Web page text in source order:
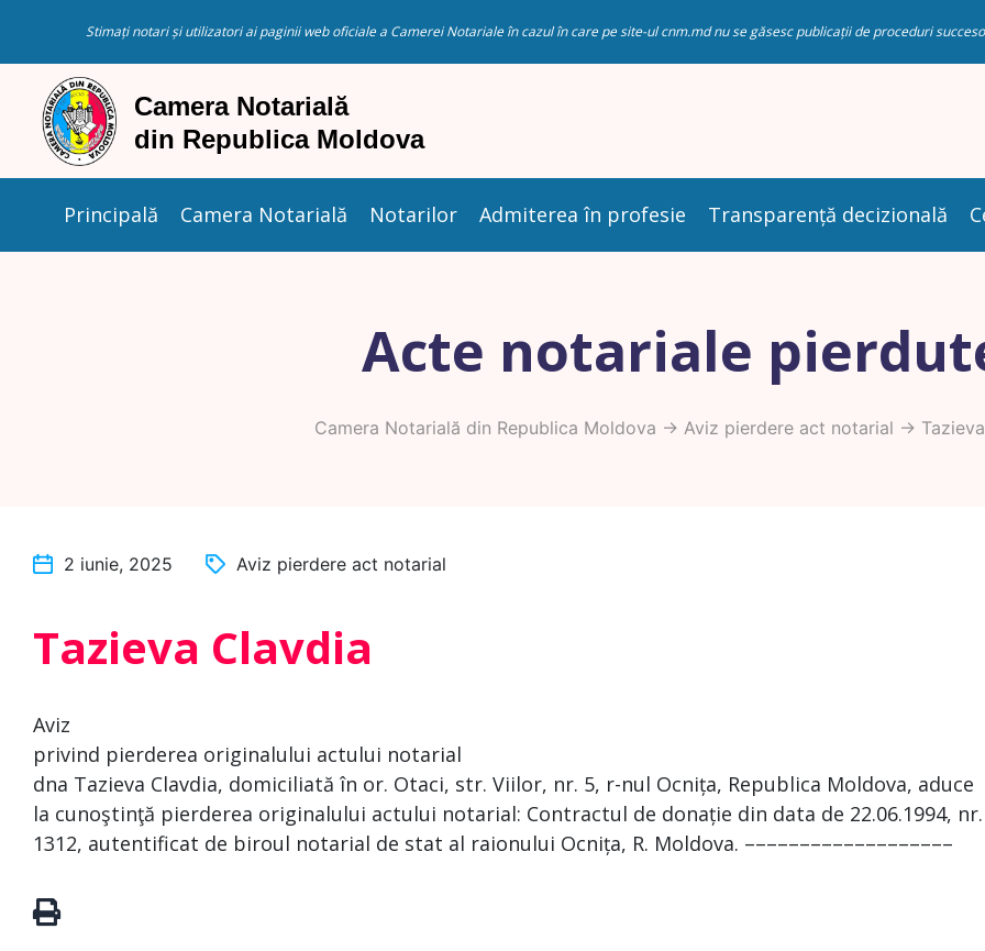
Stimați notari și utilizatori ai paginii web oficiale a Camerei Notariale în cazul în care pe site-ul cnm.md nu se găsesc publicații de proceduri
Principală Camera Notarială Notarilor Admiterea în profesie Transparență decizională
Acte notariale
Camera Notarială din Republica Moldova -> Aviz pierdere act notarial ->
2 iunie, 2025 Aviz pierdere act notarial
Tazieva Clavdia
Aviz
privind pierderea originalului actului notarial
dna Tazieva Clavdia, domiciliată în or. Otaci, str. Viilor, nr. 5, r-nul Ocnița, Republica Moldova, aduce
la cunoştinţă pierderea originalului actului notarial: Contractul de donație din data de 22.06.1994, nr.
1312, autentificat de biroul notarial de stat al raionului Ocnița, R. Moldova. –––––––––––––––––––